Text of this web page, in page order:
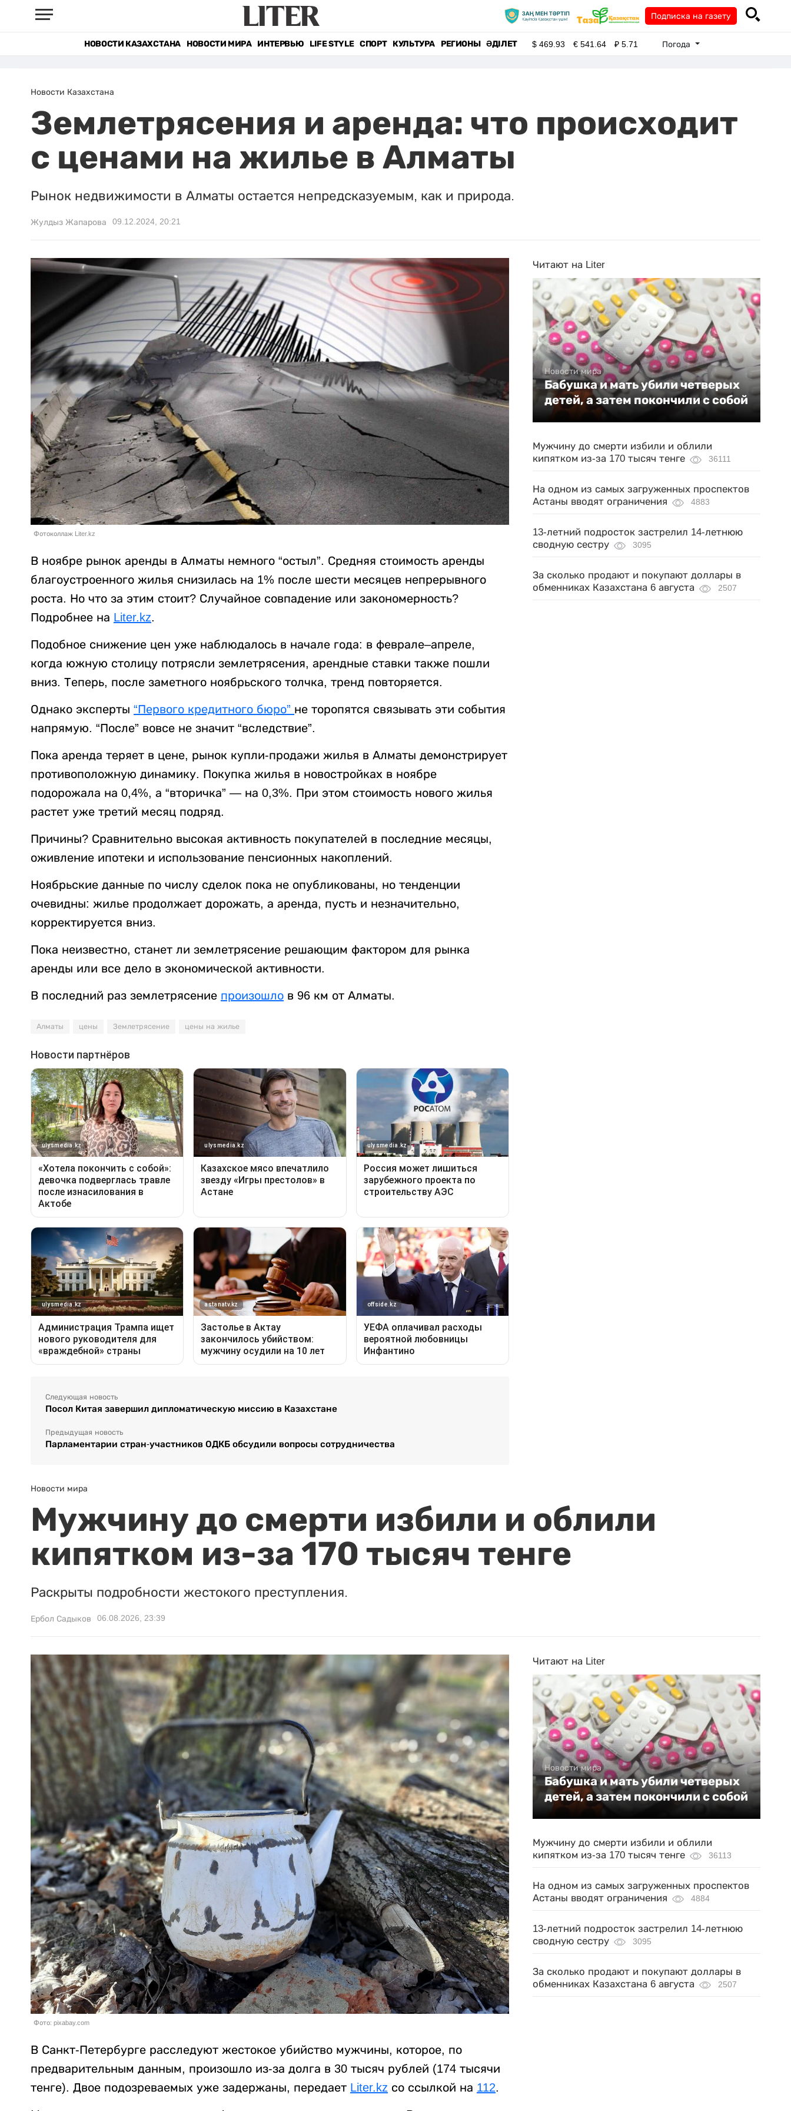
Подписка на газету
НОВОСТИ КАЗАХСТАНА НОВОСТИ МИРА ИНТЕРВЬЮ LIFE STYLE СПОРТ КУЛЬТУРА РЕГИОНЫ ӘДІЛЕТ $469.93 €541.64 ₽5.71 Погода
Новости Казахстана
Землетрясения и аренда: что происходит
с ценами на жилье в Алматы
Рынок недвижимости в Алматы остается непредсказуемым, как и природа.
Жулдыз Жапарова 09.12.2024, 20:21
Фотоколлаж Liter.kz
В ноябре рынок аренды в Алматы немного “остыл”. Средняя стоимость аренды
благоустроенного жилья снизилась на 1% после шести месяцев непрерывного
роста. Но что за этим стоит? Случайное совпадение или закономерность?
Подробнее на Liter.kz.
Подобное снижение цен уже наблюдалось в начале года: в феврале–апреле,
когда южную столицу потрясли землетрясения, арендные ставки также пошли
вниз. Теперь, после заметного ноябрьского толчка, тренд повторяется.
Однако эксперты “Первого кредитного бюро” не торопятся связывать эти события
напрямую. “После” вовсе не значит “вследствие”.
Пока аренда теряет в цене, рынок купли-продажи жилья в Алматы демонстрирует
противоположную динамику. Покупка жилья в новостройках в ноябре
подорожала на 0,4%, а “вторичка” — на 0,3%. При этом стоимость нового жилья
растет уже третий месяц подряд.
Причины? Сравнительно высокая активность покупателей в последние месяцы,
оживление ипотеки и использование пенсионных накоплений.
Ноябрьские данные по числу сделок пока не опубликованы, но тенденции
очевидны: жилье продолжает дорожать, а аренда, пусть и незначительно,
корректируется вниз.
Пока неизвестно, станет ли землетрясение решающим фактором для рынка
аренды или все дело в экономической активности.
В последний раз землетрясение произошло в 96 км от Алматы.
Алматы цены Землетрясение цены на жилье
Следующая новость
Посол Китая завершил дипломатическую миссию в Казахстане
Предыдущая новость
Парламентарии стран-участников ОДКБ обсудили вопросы сотрудничества
Читают на Liter
Новости мира
Бабушка и мать убили четверых
детей, а затем покончили с собой
Мужчину до смерти избили и облили
кипятком из-за 170 тысяч тенге
36111
На одном из самых загруженных проспектов
Астаны вводят ограничения
4883
13-летний подросток застрелил 14-летнюю
сводную сестру
3095
За сколько продают и покупают доллары в
обменниках Казахстана 6 августа
2507
Новости мира
Мужчину до смерти избили и облили
кипятком из-за 170 тысяч тенге
Раскрыты подробности жестокого преступления.
Ербол Садыков 06.08.2026, 23:39
Фото: pixabay.com
В Санкт-Петербурге расследуют жестокое убийство мужчины, которое, по
предварительным данным, произошло из-за долга в 30 тысяч рублей (174 тысячи
тенге). Двое подозреваемых уже задержаны, передает Liter.kz со ссылкой на 112.
Читают на Liter
Новости мира
Бабушка и мать убили четверых
детей, а затем покончили с собой
Мужчину до смерти избили и облили
кипятком из-за 170 тысяч тенге
36113
На одном из самых загруженных проспектов
Астаны вводят ограничения
4884
13-летний подросток застрелил 14-летнюю
сводную сестру
3095
За сколько продают и покупают доллары в
обменниках Казахстана 6 августа
2507